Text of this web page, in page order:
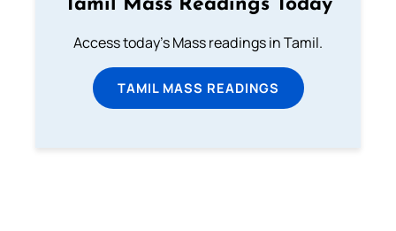
Tamil Mass Readings Today
Access today's Mass readings in Tamil.
TAMIL MASS READINGS